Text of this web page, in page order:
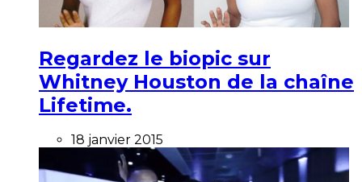
Regardez le biopic sur
Whitney Houston de la chaîne
Lifetime.
18 janvier 2015